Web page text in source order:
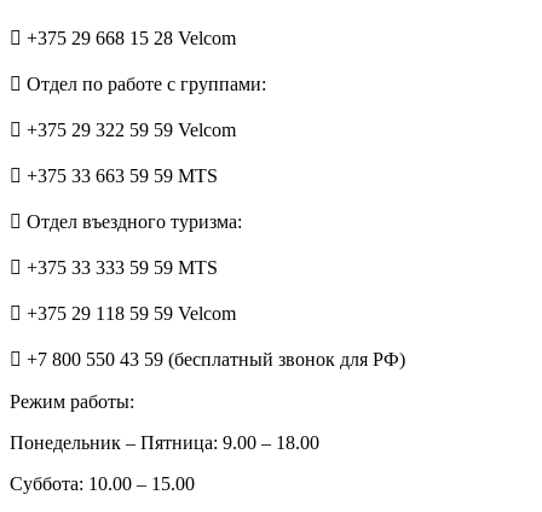
+375 29 668 15 28 Velcom
Отдел по работе с группами:
+375 29 322 59 59 Velcom
+375 33 663 59 59 MTS
Отдел въездного туризма:
+375 33 333 59 59 MTS
+375 29 118 59 59 Velcom
+7 800 550 43 59 (бесплатный звонок для РФ)
Режим работы:
Понедельник – Пятница: 9.00 – 18.00
Суббота: 10.00 – 15.00